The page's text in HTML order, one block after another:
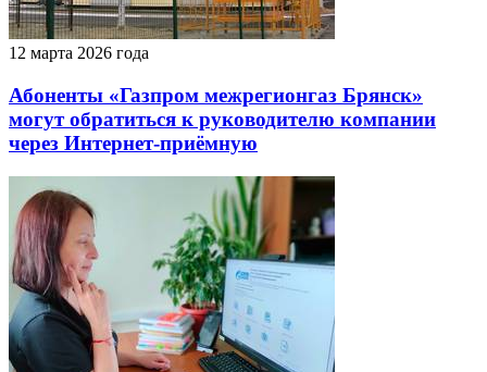
12 марта 2026 года
Абоненты «Газпром межрегионгаз Брянск»
могут обратиться к руководителю компании
через Интернет-приёмную